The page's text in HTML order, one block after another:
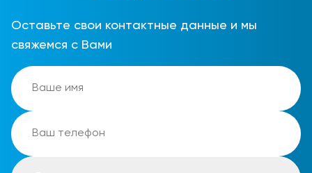
Оставьте свои контактные данные и мы
свяжемся с Вами